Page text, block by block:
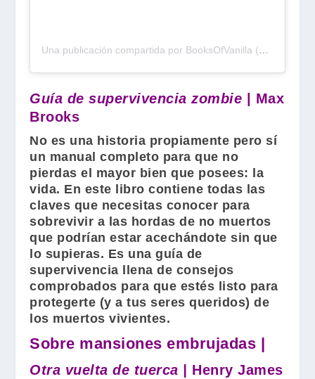
Una publicación compartida por BooksOfVanilla (@booksofvanilla_)
Guía de supervivencia zombie | Max
Brooks
No es una historia propiamente pero sí
un manual completo para que no
pierdas el mayor bien que posees: la
vida. En este libro contiene todas las
claves que necesitas conocer para
sobrevivir a las hordas de no muertos
que podrían estar acechándote sin que
lo supieras. Es una guía de
supervivencia llena de consejos
comprobados para que estés listo para
protegerte (y a tus seres queridos) de
los muertos vivientes.
Sobre mansiones embrujadas |
Otra vuelta de tuerca | Henry James